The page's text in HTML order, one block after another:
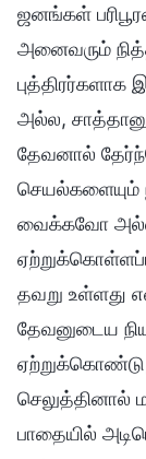
ஜனங்கள்
அனைவரும்
புத்திரர்களாக
அல்ல,
தேவனால்
செயல்களையும்
வைக்கவோ
தவறு உள்ளது
தேவனுடைய
செலுத்தினால்
பாதையில்